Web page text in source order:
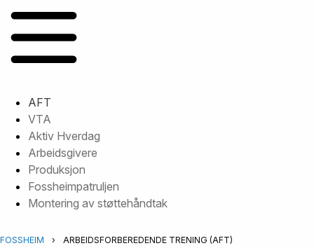
AFT
VTA
Aktiv Hverdag
Arbeidsgivere
Produksjon
Fossheimpatruljen
Montering av støttehåndtak
FOSSHEIM › ARBEIDSFORBEREDENDE TRENING (AFT)